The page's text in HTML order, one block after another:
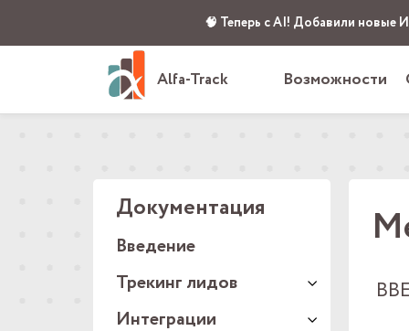
🧠 Теперь с AI! Добавили новые
Alfa-Track Возможности
Документация
Введение
Трекинг лидов
Интеграции